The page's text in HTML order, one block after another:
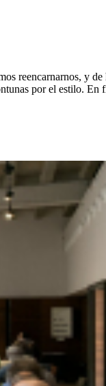
reencarnarnos, y
por el estilo.